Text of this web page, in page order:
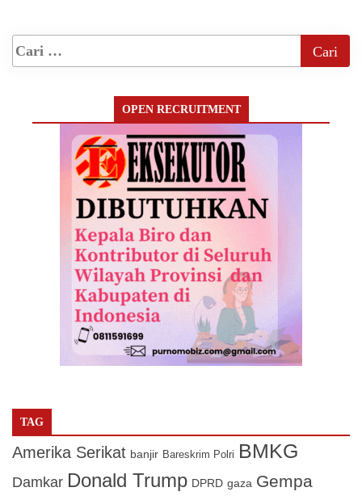
OPEN RECRUITMENT
TAG
Amerika Serikat banjir Bareskrim Polri BMKG
Damkar Donald Trump DPRD gaza Gempa